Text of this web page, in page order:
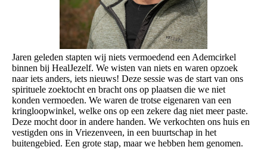
Jaren geleden stapten wij niets vermoedend een Ademcirkel
binnen bij HealJezelf. We wisten van niets en waren opzoek
naar iets anders, iets nieuws! Deze sessie was de start van ons
spirituele zoektocht en bracht ons op plaatsen die we niet
konden vermoeden. We waren de trotse eigenaren van een
kringloopwinkel, welke ons op een zekere dag niet meer paste.
Deze mocht door in andere handen. We verkochten ons huis en
vestigden ons in Vriezenveen, in een buurtschap in het
buitengebied. Een grote stap, maar we hebben hem genomen.